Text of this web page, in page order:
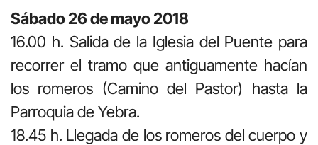
Sábado 26 de mayo 2018
16.00 h. Salida de la Iglesia del Puente para
recorrer el tramo que antiguamente hacían
los romeros (Camino del Pastor) hasta la
Parroquia de Yebra.
18.45 h. Llegada de los romeros del cuerpo y